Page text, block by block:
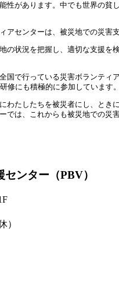
性があります。中でも世界の
アセンターは、被災地での災害
の状況を把握し、適切な支援
国で行っている災害ボランテ
修にも積極的に参加しています。
わたしたちを被災者にし、と
では、これからも被災地での災
ンター（PBV）
）